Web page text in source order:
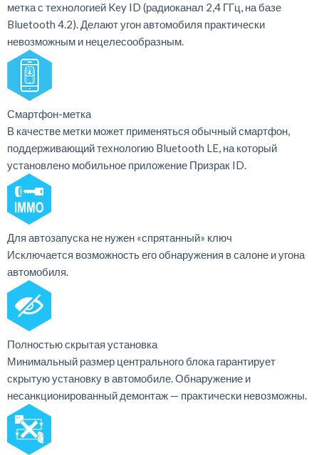
метка с технологией Key ID (радиоканал 2,4 ГГц, на базе
Bluetooth 4.2). Делают угон автомобиля практически
невозможным и нецелесообразным.
Смартфон-метка
В качестве метки может применяться обычный смартфон,
поддерживающий технологию Bluetooth LE, на который
установлено мобильное приложение Призрак ID.
Для автозапуска не нужен «спрятанный» ключ
Исключается возможность его обнаружения в салоне и угона
автомобиля.
Полностью скрытая установка
Минимальный размер центрального блока гарантирует
скрытую установку в автомобиле. Обнаружение и
несанкционированный демонтаж — практически невозможны.